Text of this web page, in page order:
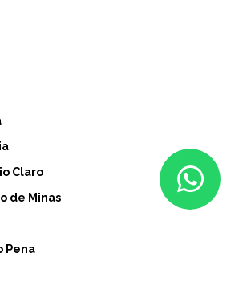
Claro
de Minas
Pena